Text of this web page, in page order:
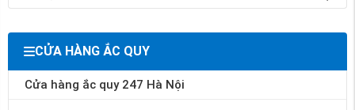
CỬA HÀNG ẮC QUY
Cửa hàng ắc quy 247 Hà Nội